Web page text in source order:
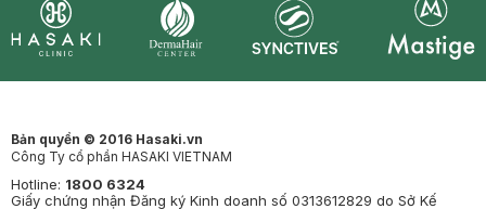
Bản quyền © 2016 Hasaki.vn
Công Ty cổ phần HASAKI VIETNAM
Hotline: 1800 6324
Giấy chứng nhận Đăng ký Kinh doanh số 0313612829 do Sở Kế